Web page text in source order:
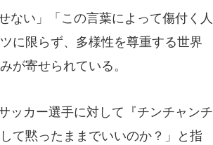
ない」「この言葉によって傷付く人
に限らず、多様性を尊重する世界
が寄せられている。
ッカー選手に対して『チンチャンチ
て黙ったままでいいのか？」と指